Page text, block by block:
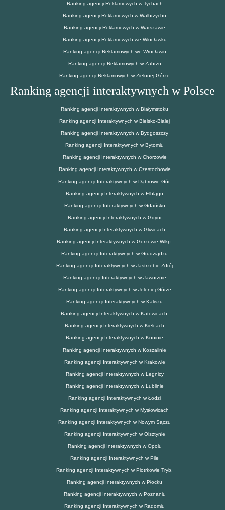
Ranking agencji Reklamowych w Tychach
Ranking agencji Reklamowych w Wałbrzychu
Ranking agencji Reklamowych w Warszawie
Ranking agencji Reklamowych we Włocławku
Ranking agencji Reklamowych we Wrocławiu
Ranking agencji Reklamowych w Zabrzu
Ranking agencji Reklamowych w Zielonej Górze
Ranking agencji interaktywnych w Polsce
Ranking agencji Interaktywnych w Białymstoku
Ranking agencji Interaktywnych w Bielsko-Białej
Ranking agencji Interaktywnych w Bydgoszczy
Ranking agencji Interaktywnych w Bytomiu
Ranking agencji Interaktywnych w Chorzowie
Ranking agencji Interaktywnych w Częstochowie
Ranking agencji Interaktywnych w Dąbrowie Gór.
Ranking agencji Interaktywnych w Elblągu
Ranking agencji Interaktywnych w Gdańsku
Ranking agencji Interaktywnych w Gdyni
Ranking agencji Interaktywnych w Gliwicach
Ranking agencji Interaktywnych w Gorzowie Wlkp.
Ranking agencji Interaktywnych w Grudziądzu
Ranking agencji Interaktywnych w Jastrzębie Zdrój
Ranking agencji Interaktywnych w Jaworznie
Ranking agencji Interaktywnych w Jeleniej Górze
Ranking agencji Interaktywnych w Kaliszu
Ranking agencji Interaktywnych w Katowicach
Ranking agencji Interaktywnych w Kielcach
Ranking agencji Interaktywnych w Koninie
Ranking agencji Interaktywnych w Koszalinie
Ranking agencji Interaktywnych w Krakowie
Ranking agencji Interaktywnych w Legnicy
Ranking agencji Interaktywnych w Lublinie
Ranking agencji Interaktywnych w Łodzi
Ranking agencji Interaktywnych w Mysłowicach
Ranking agencji Interaktywnych w Nowym Sączu
Ranking agencji Interaktywnych w Olsztynie
Ranking agencji Interaktywnych w Opolu
Ranking agencji Interaktywnych w Pile
Ranking agencji Interaktywnych w Piotrkowie Tryb.
Ranking agencji Interaktywnych w Płocku
Ranking agencji Interaktywnych w Poznaniu
Ranking agencji Interaktywnych w Radomiu